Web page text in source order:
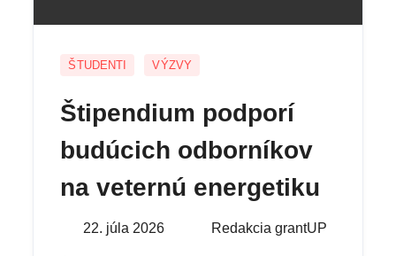
ŠTUDENTI VÝZVY
Štipendium podporí
budúcich odborníkov
na veternú energetiku
Posted22. júla 2026 Redakcia grantUP